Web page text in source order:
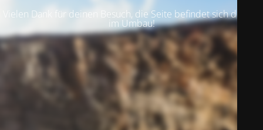
Vielen Dank für deinen Besuch, die Seite befindet sich derzeit
im Umbau!